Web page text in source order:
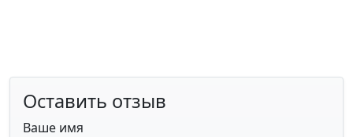
Оставить отзыв
Ваше имя